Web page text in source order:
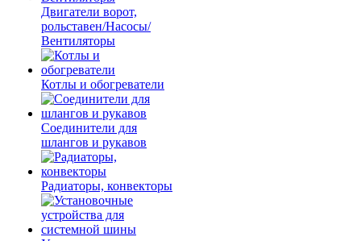
Двигатели ворот,
рольставен/Насосы/
Вентиляторы
Котлы и обогреватели
Соединители для
шлангов и рукавов
Радиаторы, конвекторы